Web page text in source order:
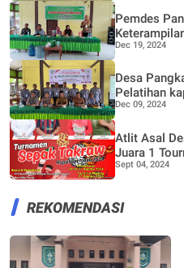
Pemdes
Dec 19, 2024
Desa
Pelatihan
melalui
Dec 09, 2024
Atlit Asal Desa Pangkalan Nyirih Rebut
Juara 1
Bermasa
Sept 04, 2024
REKOMENDASI